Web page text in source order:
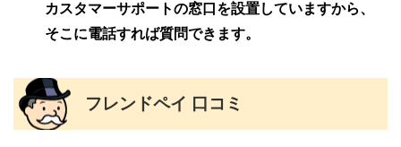
カスタマーサポートの窓口を設置していますから、
そこに電話すれば質問できます。
フレンドペイ 口コミ